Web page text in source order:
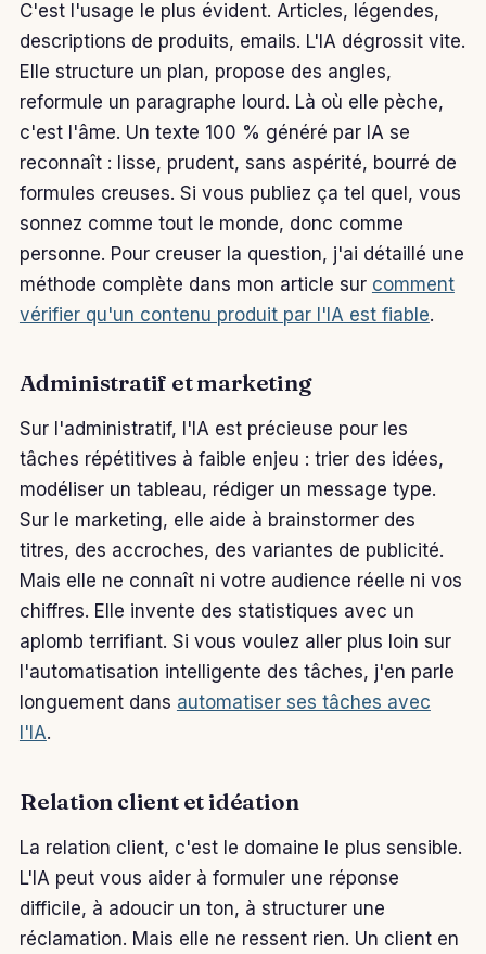
C'est l'usage le plus évident. Articles, légendes,
descriptions de produits, emails. L'IA dégrossit vite.
Elle structure un plan, propose des angles,
reformule un paragraphe lourd. Là où elle pèche,
c'est l'âme. Un texte 100 % généré par IA se
reconnaît : lisse, prudent, sans aspérité, bourré de
formules creuses. Si vous publiez ça tel quel, vous
sonnez comme tout le monde, donc comme
personne. Pour creuser la question, j'ai détaillé une
méthode complète dans mon article sur comment
vérifier qu'un contenu produit par l'IA est fiable.
Administratif et marketing
Sur l'administratif, l'IA est précieuse pour les
tâches répétitives à faible enjeu : trier des idées,
modéliser un tableau, rédiger un message type.
Sur le marketing, elle aide à brainstormer des
titres, des accroches, des variantes de publicité.
Mais elle ne connaît ni votre audience réelle ni vos
chiffres. Elle invente des statistiques avec un
aplomb terrifiant. Si vous voulez aller plus loin sur
l'automatisation intelligente des tâches, j'en parle
longuement dans automatiser ses tâches avec
l'IA.
Relation client et idéation
La relation client, c'est le domaine le plus sensible.
L'IA peut vous aider à formuler une réponse
difficile, à adoucir un ton, à structurer une
réclamation. Mais elle ne ressent rien. Un client en